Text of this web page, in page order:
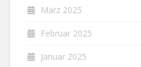
März 2025
Februar 2025
Januar 2025